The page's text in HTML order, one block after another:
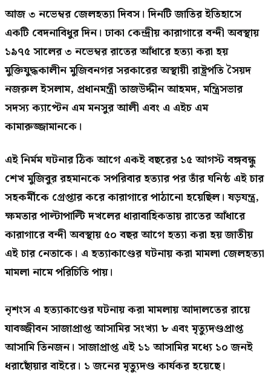
আজ ৩ নভেম্বর জেলহত্যা দিবস। দিনটি জাতির ইতিহাসে
একটি বেদনাবিধুর দিন। ঢাকা কেন্দ্রীয় কারাগারে বন্দী অবস্থায়
১৯৭৫ সালের ৩ নভেম্বর রাতের আঁধারে হত্যা করা হয়
মুক্তিযুদ্ধকালীন মুজিবনগর সরকারের অস্থায়ী রাষ্ট্রপতি সৈয়দ
নজরুল ইসলাম, প্রধানমন্ত্রী তাজউদ্দীন আহমদ, মন্ত্রিসভার
সদস্য ক্যাপ্টেন এম মনসুর আলী এবং এ এইচ এম
কামারুজ্জামানকে।
এই নির্মম ঘটনার ঠিক আগে একই বছরের ১৫ আগস্ট বঙ্গবন্ধু
শেখ মুজিবুর রহমানকে সপরিবার হত্যার পর তাঁর ঘনিষ্ঠ এই চার
সহকর্মীকে গ্রেপ্তার করে কারাগারে পাঠানো হয়েছিল। ষড়যন্ত্র,
ক্ষমতার পাল্টাপাল্টি দখলের ধারাবাহিকতায় রাতের আঁধারে
কারাগারে বন্দী অবস্থায় ৫০ বছর আগে হত্যা করা হয় জাতীয়
এই চার নেতাকে। এ হত্যাকাণ্ডের ঘটনায় করা মামলা জেলহত্যা
মামলা নামে পরিচিতি পায়।
নৃশংস এ হত্যাকাণ্ডের ঘটনায় করা মামলায় আদালতের রায়ে
যাবজ্জীবন সাজাপ্রাপ্ত আসামির সংখ্যা ৮ এবং মৃত্যুদণ্ডপ্রাপ্ত
আসামি তিনজন। সাজাপ্রাপ্ত এই ১১ আসামির মধ্যে ১০ জনই
ধরাছোঁয়ার বাইরে। ১ জনের মৃত্যুদণ্ড কার্যকর হয়েছে।